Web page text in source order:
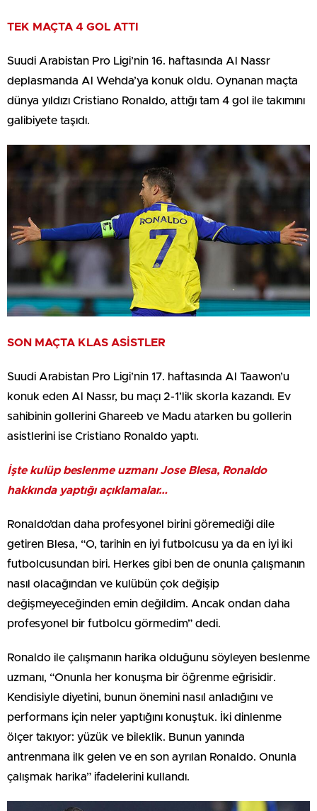
TEK MAÇTA 4 GOL ATTI
Suudi Arabistan Pro Ligi’nin 16. haftasında Al Nassr
deplasmanda Al Wehda’ya konuk oldu. Oynanan maçta
dünya yıldızı Cristiano Ronaldo, attığı tam 4 gol ile takımını
galibiyete taşıdı.
SON MAÇTA KLAS ASİSTLER
Suudi Arabistan Pro Ligi’nin 17. haftasında Al Taawon’u
konuk eden Al Nassr, bu maçı 2-1’lik skorla kazandı. Ev
sahibinin gollerini Ghareeb ve Madu atarken bu gollerin
asistlerini ise Cristiano Ronaldo yaptı.
İşte kulüp beslenme uzmanı Jose Blesa, Ronaldo
hakkında yaptığı açıklamalar…
Ronaldo’dan daha profesyonel birini göremediği dile
getiren Blesa, “O, tarihin en iyi futbolcusu ya da en iyi iki
futbolcusundan biri. Herkes gibi ben de onunla çalışmanın
nasıl olacağından ve kulübün çok değişip
değişmeyeceğinden emin değildim. Ancak ondan daha
profesyonel bir futbolcu görmedim” dedi.
Ronaldo ile çalışmanın harika olduğunu söyleyen beslenme
uzmanı, “Onunla her konuşma bir öğrenme eğrisidir.
Kendisiyle diyetini, bunun önemini nasıl anladığını ve
performans için neler yaptığını konuştuk. İki dinlenme
ölçer takıyor: yüzük ve bileklik. Bunun yanında
antrenmana ilk gelen ve en son ayrılan Ronaldo. Onunla
çalışmak harika” ifadelerini kullandı.